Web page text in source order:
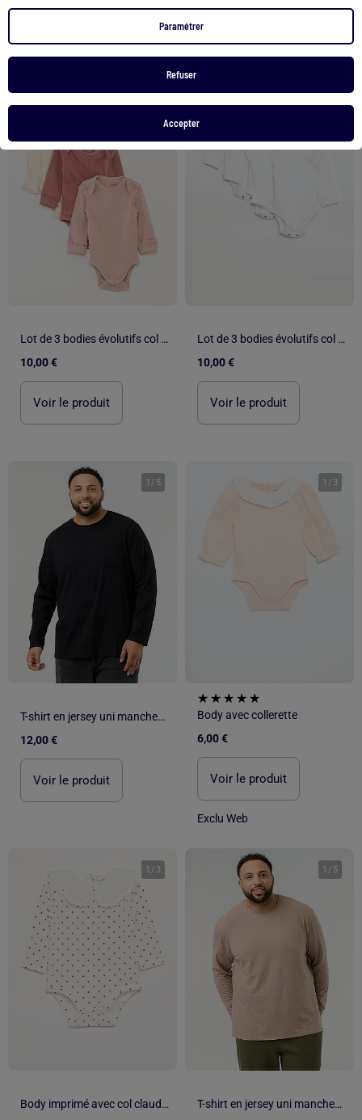
Paramétrer
Refuser
Accepter
Voir le produit Voir le produit
1/5
Lot de 3 bodies évolutifs col US et manches longues
10,00 €
Voir le produit
1/5
Lot de 3 bodies évolutifs col US et manches longues
10,00 €
Voir le produit
1 / 5
T-shirt en jersey uni manches longues
12,00 €
Voir le produit
1 / 3
Body avec collerette
6,00 €
Voir le produit
Exclu Web
1 / 3
Body imprimé avec col claudine en broderie anglaise
1 / 5
T-shirt en jersey uni manches longues